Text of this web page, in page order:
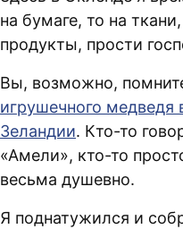
на бумаге, то на
продукты, прости
Вы, возможно,
игрушечного
Зеландии. Кто-то
«Амели», кто-то
весьма душевно.
Я поднатужился и